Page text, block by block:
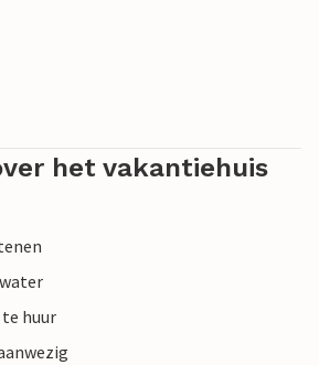
het vakantiehuis
te huur